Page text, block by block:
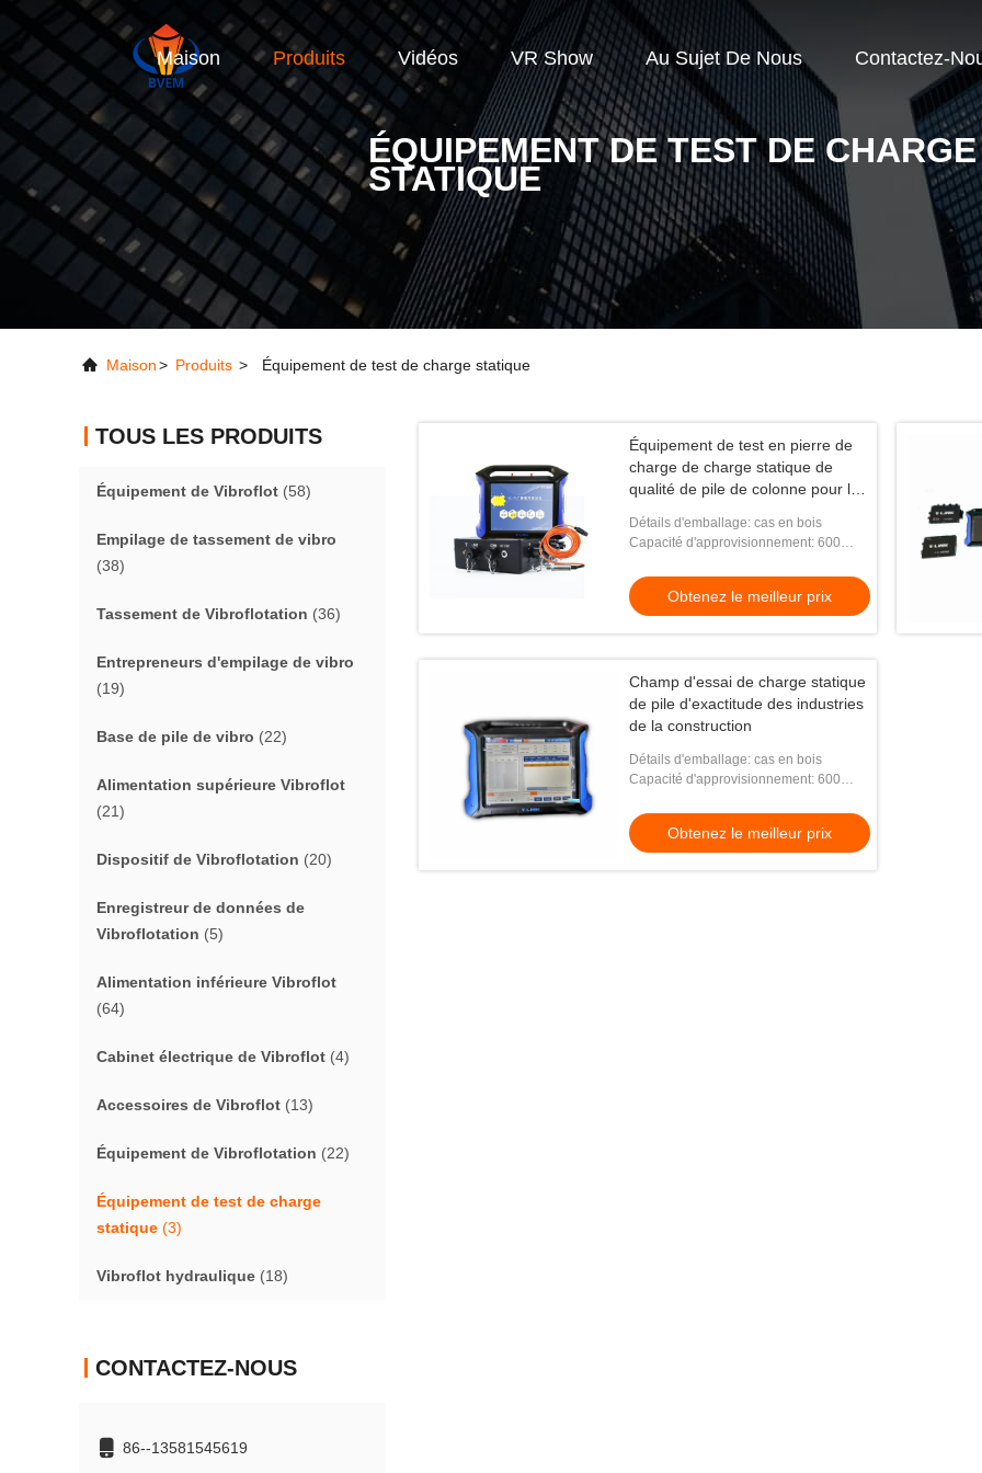
Maison Produits Vidéos VR Show Au Sujet De Nous Contactez-
ÉQUIPEMENT DE TEST DE CHARGE
STATIQUE
Maison> Produits > Équipement de test de charge statique
TOUS LES PRODUITS
Équipement de Vibroflot (58)
Empilage de tassement de vibro
(38)
Tassement de Vibroflotation (36)
Entrepreneurs d'empilage de vibro
(19)
Base de pile de vibro (22)
Alimentation supérieure Vibroflot
(21)
Dispositif de Vibroflotation (20)
Enregistreur de données de
Vibroflotation (5)
Alimentation inférieure Vibroflot
(64)
Cabinet électrique de Vibroflot (4)
Accessoires de Vibroflot (13)
Équipement de Vibroflotation (22)
Équipement de test de charge
statique (3)
Vibroflot hydraulique (18)
CONTACTEZ-NOUS
86--13581545619
Équipement de test en pierre de
charge de charge statique de
qualité de pile de colonne pour la
Détails d'emballage: cas en bois
Capacité d'approvisionnement: 600
Obtenez le meilleur prix
Champ d'essai de charge statique
de pile d'exactitude des industries
de la construction
Détails d'emballage: cas en bois
Capacité d'approvisionnement: 600
Obtenez le meilleur prix